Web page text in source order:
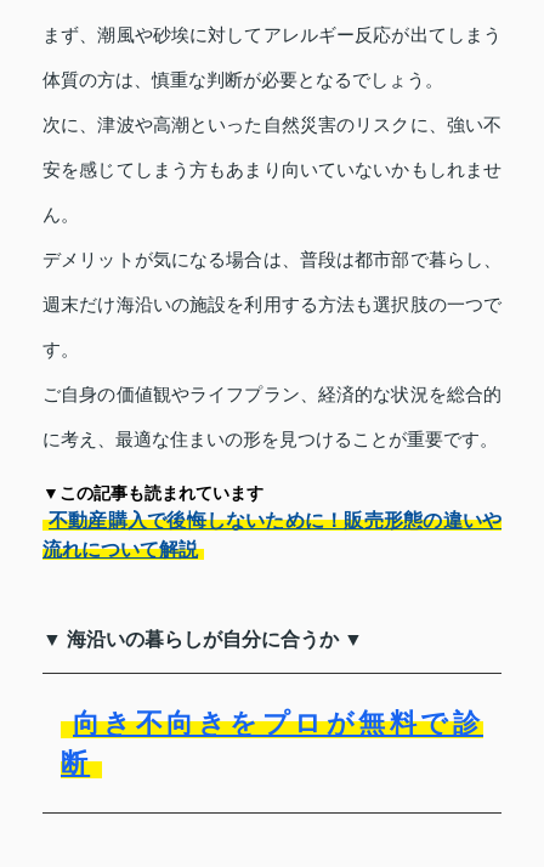
まず、潮風や砂埃に対してアレルギー反応が出てしまう
体質の方は、慎重な判断が必要となるでしょう。
次に、津波や高潮といった自然災害のリスクに、強い不
安を感じてしまう方もあまり向いていないかもしれませ
ん。
デメリットが気になる場合は、普段は都市部で暮らし、
週末だけ海沿いの施設を利用する方法も選択肢の一つで
す。
ご自身の価値観やライフプラン、経済的な状況を総合的
に考え、最適な住まいの形を見つけることが重要です。
▼この記事も読まれています
不動産購入で後悔しないために！販売形態の違いや
流れについて解説
▼ 海沿いの暮らしが自分に合うか ▼
向き不向きをプロが無料で診
断